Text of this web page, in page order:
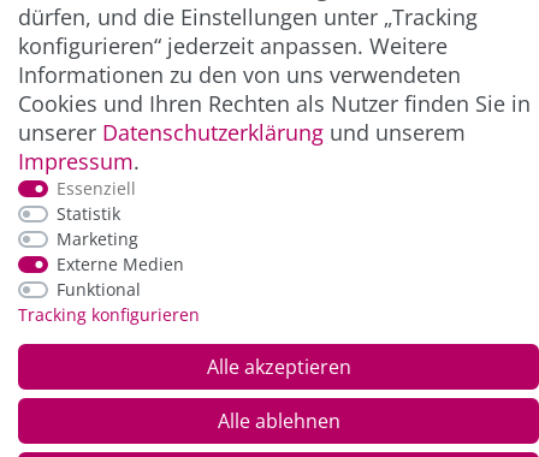
*Alle Preise inkl. der gesetzl. MwSt. zzgl.
und Versandkosten
dürfen, und die Einstellungen unter „Tracking
konfigurieren“ jederzeit anpassen. Weitere
Informationen zu den von uns verwendeten
Cookies und Ihren Rechten als Nutzer finden Sie in
unserer Daten­schutz­erklärung und unserem
Impressum.
Essenziell
Statistik
Marketing
Externe Medien
Funktional
Tracking konfigurieren
Alle akzeptieren
Alle ablehnen
© Copyright 2026 Alle Rechte vorbehalten. |